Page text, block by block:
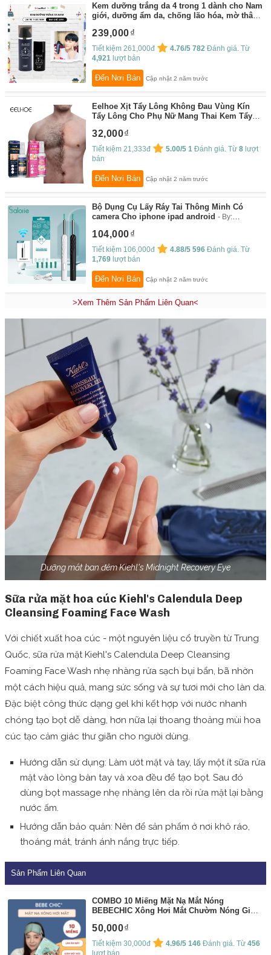
Kem dưỡng trắng da 4 trong 1 dành cho Nam
giới, dưỡng ẩm da, chống lão hóa, mờ thâm
One 4 Gentleman
239,000
Tiết kiệm 261,000đ 4.76/5 782 Đánh giá. Từ
4,921 lượt bán
Đến Nơi Bán Cập nhật 2 năm trước
Eelhoe Xịt Tẩy Lông Không Đau Vùng Kín
Tẩy Lông Cho Phụ Nữ Mang Thai Kem Tẩy
32,000
Tiết kiệm 21,333đ 5.00/5 1 Đánh giá. Từ8 lượt
bán
Đến Nơi Bán Cập nhật 2 năm trước
Bộ Dụng Cụ Lấy Ráy Tai Thông Minh Có
camera Cho iphone ipad android
By:
104,000
Tiết kiệm 106,000đ 4.88/5 596 Đánh giá. Từ
1,769 lượt bán
Đến Nơi Bán Cập nhật 2 năm trước
>Xem Thêm Sản Phẩm Liên Quan<
Dưỡng mắt ban đêm Kiehl's Midnight Recovery Eye
Sữa rửa mặt hoa cúc Kiehl's Calendula Deep
Cleansing Foaming Face Wash
Với chiết xuất hoa cúc - một nguyên liệu cổ truyền từ Trung
Quốc, sữa rửa mặt Kiehl's Calendula Deep Cleansing
Foaming Face Wash nhẹ nhàng rửa sạch bụi bẩn, bã nhờn
một cách hiệu quả, mang sức sống và sự tươi mới cho làn da.
Đặc biệt công thức dạng gel khi kết hợp với nước nhanh
chóng tạo bọt dễ dàng, hơn nữa lại thoang thoảng mùi hoa
cúc tạo cảm giác thư giãn cho người dùng.
Hướng dẫn sử dụng: Làm ướt mặt và tay, lấy một ít sữa rửa
mặt vào lòng bàn tay và xoa đều để tạo bọt. Sau đó
dùng bọt massage nhẹ nhàng lên da rồi rửa mặt lại bằng
nước ấm.
Hướng dẫn bảo quản: Nên để sản phẩm ở nơi khô ráo,
thoáng mát, tránh ánh nắng trực tiếp.
Sản Phẩm Liên Quan
COMBO 10 Miếng Mặt Nạ Mắt Nóng
BEBECHIC Xông Hơi Mắt Chườm Nóng Giúp
50,000
Tiết kiệm 30,000đ 4.96/5 146 Đánh giá. Từ456
lượt bán